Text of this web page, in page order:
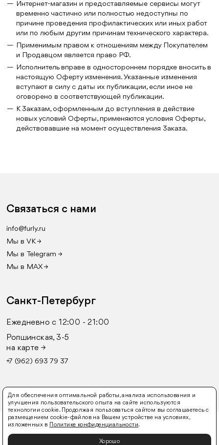
Интернет-магазин и предоставляемые сервисы могут
временно частично или полностью недоступны по
причине проведения профилактических или иных работ
или по любым другим причинам технического характера.
Применимым правом к отношениям между Покупателем
и Продавцом является право РФ.
Исполнитель вправе в одностороннем порядке вносить в
настоящую Оферту изменения. Указанные изменения
вступают в силу с даты их публикации, если иное не
оговорено в соответствующей публикации.
К Заказам, оформленным до вступления в действие
новых условий Оферты, применяются условия Оферты,
действовавшие на момент осуществления Заказа.
Связаться с нами
info@furly.ru
Мы в VK →
Мы в Telegram →
Мы в MAX →
Санкт-Петербург
Ежедневно с 12:00 - 21:00
Ропшинская, 3-5
на карте →
+7 (962) 693 79 37
Для обеспечения оптимальной работы, анализа использования и
улучшения пользовательского опыта на сайте используются
технологии cookie. Продолжая пользоваться сайтом вы соглашаетесь с
размещением cookie-файлов на Вашем устройстве на условиях,
изложенных в
Политике конфиденциальности.
Хорошо
на обработку персональных данных